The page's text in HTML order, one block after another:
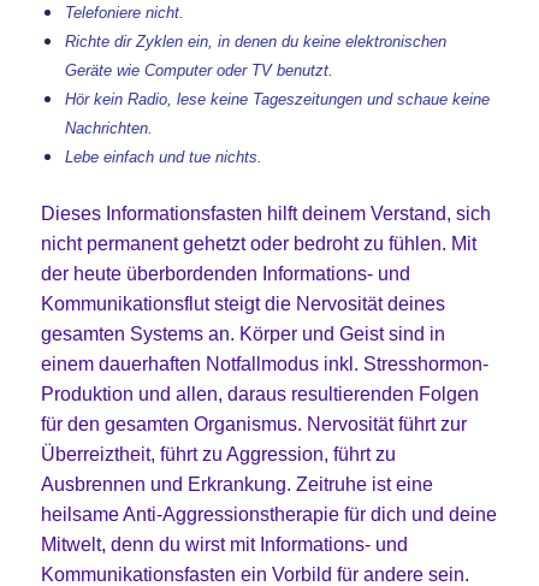
Telefoniere nicht.
Richte dir Zyklen ein, in denen du keine elektronischen
Geräte wie Computer oder TV benutzt.
Hör kein Radio, lese keine Tageszeitungen und schaue keine
Nachrichten.
Lebe einfach und tue nichts.
Dieses Informationsfasten hilft deinem Verstand, sich
nicht permanent gehetzt oder bedroht zu fühlen. Mit
der heute überbordenden Informations- und
Kommunikationsflut steigt die Nervosität deines
gesamten Systems an. Körper und Geist sind in
einem dauerhaften Notfallmodus inkl. Stresshormon-
Produktion und allen, daraus resultierenden Folgen
für den gesamten Organismus. Nervosität führt zur
Überreiztheit, führt zu Aggression, führt zu
Ausbrennen und Erkrankung. Zeitruhe ist eine
heilsame Anti-Aggressionstherapie für dich und deine
Mitwelt, denn du wirst mit Informations- und
Kommunikationsfasten ein Vorbild für andere sein.